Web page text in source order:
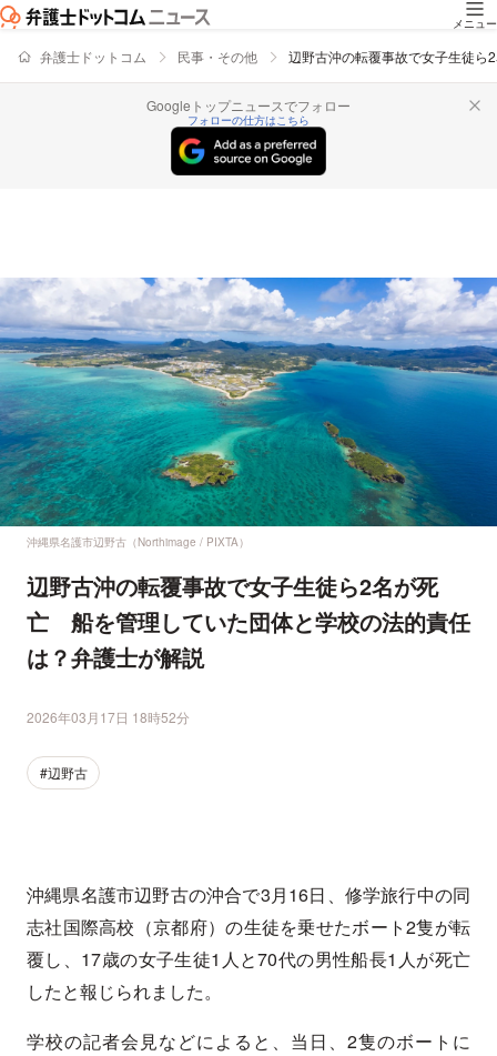
メニュー
弁護士ドットコム 民事・その他 辺野古沖の転覆事故で女子生徒
Googleトップニュースでフォロー
フォローの仕方はこちら
沖縄県名護市辺野古（Northimage / PIXTA）
辺野古沖の転覆事故で女子生徒ら2名が死
亡 船を管理していた団体と学校の法的責任
は？弁護士が解説
2026年03月17日 18時52分
#辺野古
沖縄県名護市辺野古の沖合で3月16日、修学旅行中の同
志社国際高校（京都府）の生徒を乗せたボート2隻が転
覆し、17歳の女子生徒1人と70代の男性船長1人が死亡
したと報じられました。
学校の記者会見などによると、当日、2隻のボートに